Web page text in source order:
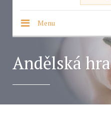
Menu
Andělská hra